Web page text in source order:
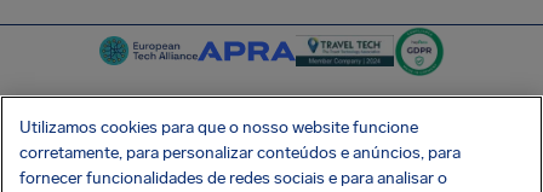
SocialFacebook
SocialTwitter
SocialInstagram
SocialLinkedin
Utilizamos cookies para que o nosso website funcione
corretamente, para personalizar conteúdos e anúncios, para
fornecer funcionalidades de redes sociais e para analisar o